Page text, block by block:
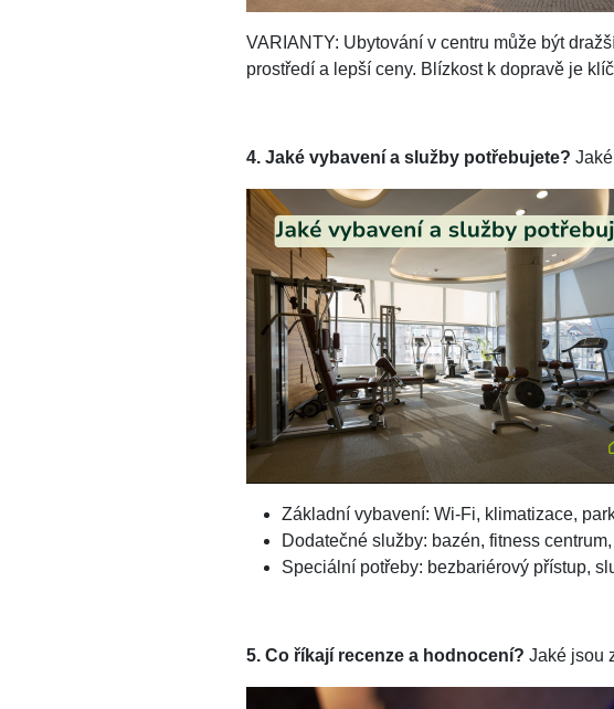
VARIANTY: Ubytování v centru může být
prostředí a lepší ceny. Blízkost k dopravě je
4. Jaké vybavení a služby potřebujete?
Základní vybavení: Wi-Fi, klimatizace,
Dodatečné služby: bazén, fitness
Speciální potřeby: bezbariérový přístup,
5. Co říkají recenze a hodnocení? Jaké jsou